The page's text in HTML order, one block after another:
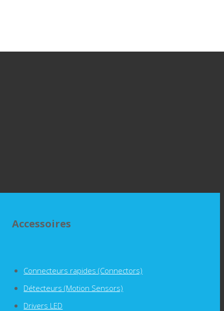
Accessoires
Connecteurs rapides (Connectors)
Détecteurs (Motion Sensors)
Drivers LED